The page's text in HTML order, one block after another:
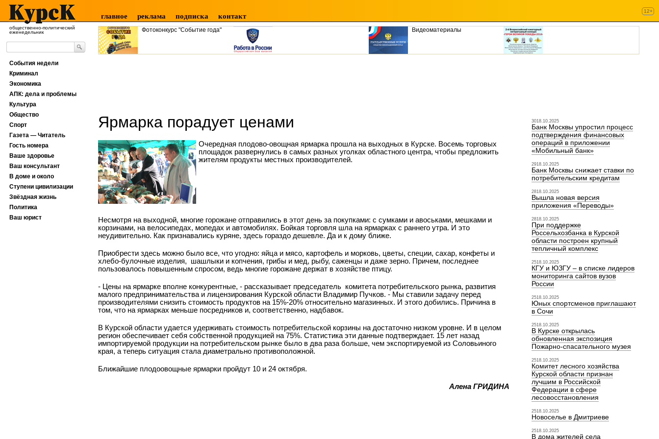
общественно-политический
еженедельник
главное реклама подписка контакт
12+
Фотоконкурс "Событие года" Видеоматериалы
Ярмарка порадует ценами
Очередная плодово-овощная ярмарка прошла на выходных в Курске. Восемь торговых
площадок развернулись в самых разных уголках областного центра, чтобы предложить
жителям продукты местных производителей.
Несмотря на выходной, многие горожане отправились в этот день за покупками: с сумками и авоськами, мешками и
корзинами, на велосипедах, мопедах и автомобилях. Бойкая торговля шла на ярмарках с раннего утра. И это
неудивительно. Как признавались куряне, здесь гораздо дешевле. Да и к дому ближе.
Приобрести здесь можно было все, что угодно: яйца и мясо, картофель и морковь, цветы, специи, сахар, конфеты и
хлебо-булочные изделия, шашлыки и копчения, грибы и мед, рыбу, саженцы и даже зерно. Причем, последнее
пользовалось повышенным спросом, ведь многие горожане держат в хозяйстве птицу.
- Цены на ярмарке вполне конкурентные, - рассказывает председатель комитета потребительского рынка, развития
малого предпринимательства и лицензирования Курской области Владимир Пучков. - Мы ставили задачу перед
производителями снизить стоимость продуктов на 15%-20% относительно магазинных. И этого добились. Причина в
том, что на ярмарках меньше посредников и, соответственно, надбавок.
В Курской области удается удерживать стоимость потребительской корзины на достаточно низком уровне. И в целом
регион обеспечивает себя собственной продукцией на 75%. Статистика эти данные подтверждает. 15 лет назад
импортируемой продукции на потребительском рынке было в два раза больше, чем экспортируемой из Соловьиного
края, а теперь ситуация стала диаметрально противоположной.
Ближайшие плодоовощные ярмарки пройдут 10 и 24 октября.
Алена ГРИДИНА
3018.10.2025
Банк Москвы упростил процесс
подтверждения финансовых
операций в приложении
«Мобильный банк»
2918.10.2025
Банк Москвы снижает ставки по
потребительским кредитам
2818.10.2025
Вышла новая версия
приложения «Переводы»
2818.10.2025
При поддержке
Россельхозбанка в Курской
области построен крупный
тепличный комплекс
2518.10.2025
КГУ и ЮЗГУ – в списке лидеров
мониторинга сайтов вузов
России
2518.10.2025
Юных спортсменов приглашают
в Сочи
2518.10.2025
В Курске открылась
обновленная экспозиция
Пожарно-спасательного музея
2518.10.2025
Комитет лесного хозяйства
Курской области признан
лучшим в Российской
Федерации в сфере
лесовосстановления
2518.10.2025
Новоселье в Дмитриеве
2518.10.2025
В дома жителей села
События недели
Криминал
Экономика
АПК: дела и проблемы
Культура
Общество
Спорт
Газета — Читатель
Гость номера
Ваше здоровье
Ваш консультант
В доме и около
Ступени цивилизации
Звёздная жизнь
Политика
Ваш юрист